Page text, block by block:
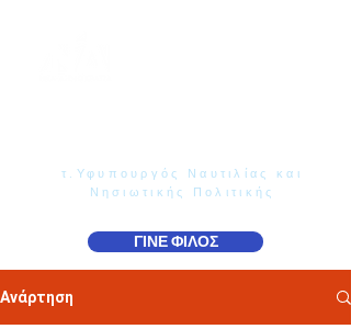
τ.Υφυπουργός Ναυτιλίας και
Νησιωτικής Πολιτικής
ΓΙΝΕ ΦΙΛΟΣ
Ανάρτηση